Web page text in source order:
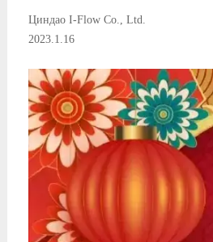
Циндао I-Flow Co., Ltd.
2023.1.16